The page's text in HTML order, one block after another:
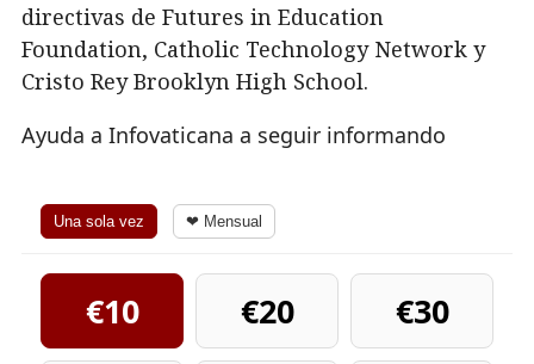
directivas de Futures in Education
Foundation, Catholic Technology Network y
Cristo Rey Brooklyn High School.
Ayuda a Infovaticana a seguir informando
Una sola vez ❤ Mensual
€10 €20
€30